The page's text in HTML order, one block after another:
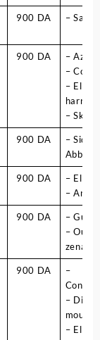
900 DA – Saïda
900 DA
–
– Collo
– El
–
900 DA
– Sidi
Abbès
900 DA
– El
–
900 DA
–
– Oued
zenati
900 DA
–
–
mourad
– El